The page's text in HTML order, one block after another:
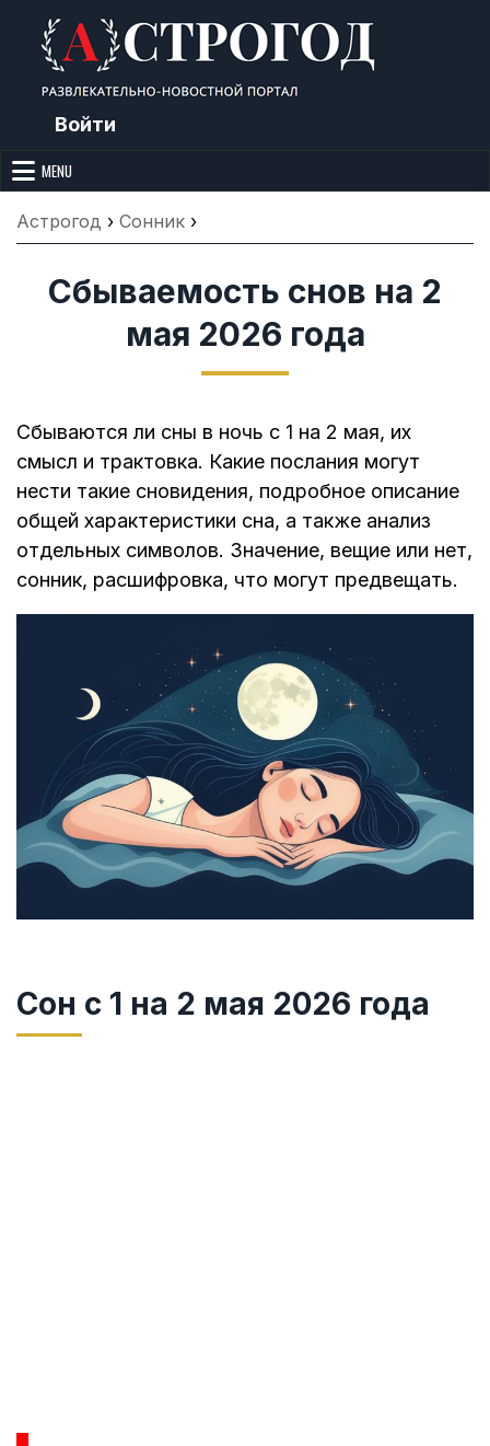
content
Войти
Астрогод: Праздники сегодня,
Лунный календарь, Приметы,
Что нельзя делать, Гороскопы и
Сонник
приметы, точный гороскоп и толкование снов. Читайте, что можно и
MENU
Астрогод › Сонник ›
Сбываемость снов на 2
мая 2026 года
Сбываются ли сны в ночь с 1 на 2 мая, их
смысл и трактовка. Какие послания могут
нести такие сновидения, подробное описание
общей характеристики сна, а также анализ
отдельных символов. Значение, вещие или нет,
сонник, расшифровка, что могут предвещать.
Сон с 1 на 2 мая 2026 года